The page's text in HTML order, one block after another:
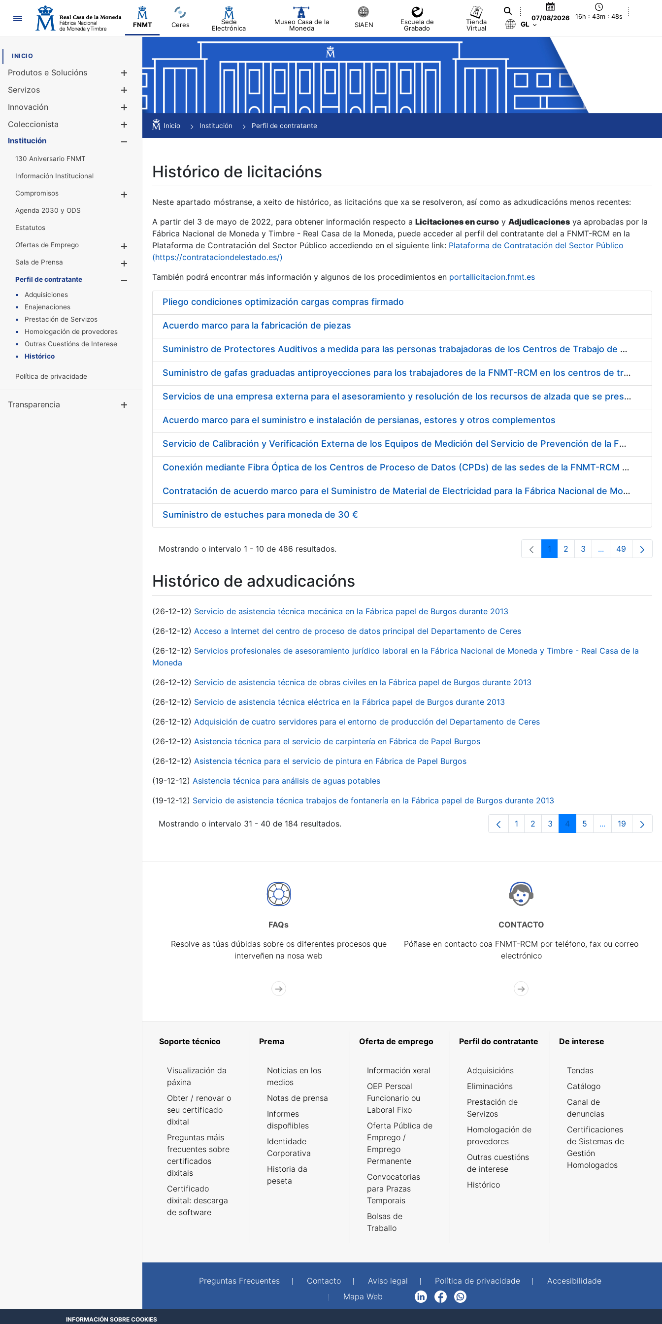
Navegación
FNMT Ceres
Sede
Electrónica
Museo Casa de la
Moneda
SIAEN
Escuela de
Grabado
Tienda
Virtual
07/08/2026 16h : 43m : 49s
GL
INICIO
Produtos e Solucións
Mostrar/Ocultar
Servizos
Innovación
Coleccionista
Mostrar/Ocultar
Institución
130 Aniversario FNMT
Información Institucional
Compromisos
Agenda 2030 y ODS
Estatutos
Ofertas de Emprego
Mostrar/Ocultar
Sala de Prensa
Mostrar/Ocultar
Perfil de contratante
Mostrar/Ocultar
Adquisiciones
Enajenaciones
Prestación de Servizos
Homologación de provedores
Outras Cuestións de Interese
Histórico
Política de privacidade
Transparencia
Inicio Institución Perfil de contratante
Histórico de licitacións
Neste apartado móstranse, a xeito de histórico, as licitacións que xa se resolveron, así como as adxudicacións menos recentes:
A partir del 3 de mayo de 2022, para obtener información respecto a Licitaciones en curso y Adjudicaciones ya aprobadas por la
Fábrica Nacional de Moneda y Timbre - Real Casa de la Moneda, puede acceder al perfil del contratante del a FNMT-RCM en la
Plataforma de Contratación del Sector Público accediendo en el siguiente link: Plataforma de Contratación del Sector Público
(https://contrataciondelestado.es/)
También podrá encontrar más información y algunos de los procedimientos en portallicitacion.fnmt.es
Pliego condiciones optimización cargas compras firmado
Acuerdo marco para la fabricación de piezas
Suministro de Protectores Auditivos a medida para las personas trabajadoras de los Centros de Trabajo de Madrid y Burgos
Suministro de gafas graduadas antiproyecciones para los trabajadores de la FNMT-RCM en los centros de trabajo de Madrid y Burgos
Servicios de una empresa externa para el asesoramiento y resolución de los recursos de alzada que se presentan relacionados con procesos de selección para la FNMT-RCM
Acuerdo marco para el suministro e instalación de persianas, estores y otros complementos
Servicio de Calibración y Verificación Externa de los Equipos de Medición del Servicio de Prevención de la FNMT-RCM
Conexión mediante Fibra Óptica de los Centros de Proceso de Datos (CPDs) de las sedes de la FNMT-RCM de Burgos y Madrid
Contratación de acuerdo marco para el Suministro de Material de Electricidad para la Fábrica Nacional de Moneda y Timbre-Real Casa de la Moneda en su centro de trabajo de Burgos
Suministro de estuches para moneda de 30 €
Mostrando o intervalo 1 - 10 de 486 resultados. Páxina
1 Páxina
2 Páxina
3 ...PáxinasPáxina
49
Histórico de adxudicacións
(26-12-12) Servicio de asistencia técnica mecánica en la Fábrica papel de Burgos durante 2013
(26-12-12) Acceso a Internet del centro de proceso de datos principal del Departamento de Ceres
(26-12-12) Servicios profesionales de asesoramiento jurídico laboral en la Fábrica Nacional de Moneda y Timbre - Real Casa de la
Moneda
(26-12-12) Servicio de asistencia técnica de obras civiles en la Fábrica papel de Burgos durante 2013
(26-12-12) Servicio de asistencia técnica eléctrica en la Fábrica papel de Burgos durante 2013
(26-12-12) Adquisición de cuatro servidores para el entorno de producción del Departamento de Ceres
(26-12-12) Asistencia técnica para el servicio de carpintería en Fábrica de Papel Burgos
(26-12-12) Asistencia técnica para el servicio de pintura en Fábrica de Papel Burgos
(19-12-12) Asistencia técnica para análisis de aguas potables
(19-12-12) Servicio de asistencia técnica trabajos de fontanería en la Fábrica papel de Burgos durante 2013
Mostrando o intervalo 31 - 40 de 184 resultados. Páxina
1 Páxina
2 Páxina
3 Páxina
4 Páxina
5 ...PáxinasPáxina
19
FAQs
Resolve as túas dúbidas sobre os diferentes procesos que
interveñen na nosa web
CONTACTO
Póñase en contacto coa FNMT-RCM por teléfono, fax ou correo
electrónico
Soporte técnico
Visualización da
páxina
Obter / renovar o
seu certificado
dixital
Preguntas máis
frecuentes sobre
certificados
dixitais
Certificado
dixital: descarga
de software
Prema
Noticias en los
medios
Notas de prensa
Informes
dispoñibles
Identidade
Corporativa
Historia da
peseta
Oferta de emprego
Información xeral
OEP Persoal
Funcionario ou
Laboral Fixo
Oferta Pública de
Emprego /
Emprego
Permanente
Convocatorias
para Prazas
Temporais
Bolsas de
Traballo
Perfil do contratante
Adquisicións
Eliminacións
Prestación de
Servizos
Homologación de
provedores
Outras cuestións
de interese
Histórico
De interese
Tendas
Catálogo
Canal de
denuncias
Certificaciones
de Sistemas de
Gestión
Homologados
Preguntas Frecuentes Contacto Aviso legal Política de privacidade
Accesibilidade
Mapa Web
LinkedInFacebookWhatsApp
INFORMACIÓN SOBRE COOKIES